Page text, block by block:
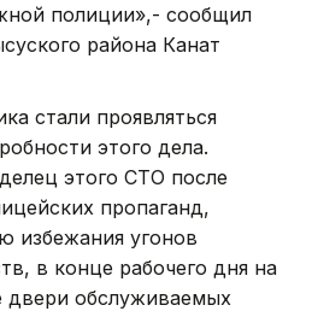
полиции»,- сообщил
района Канат
стали проявляться
этого дела.
этого СТО после
пропаганд,
избежания угонов
в конце рабочего дня на
двери обслуживаемых